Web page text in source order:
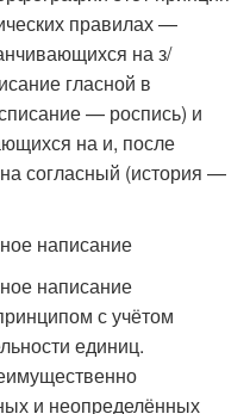
правилах —
на з/
гласной в
— роспись) и
на и, после
согласный (история —
написание
написание
с учётом
единиц.
и неопределённых